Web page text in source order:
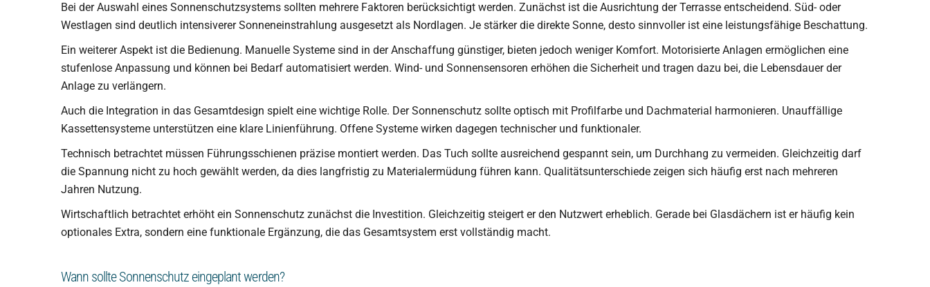
Bei der Auswahl eines Sonnenschutzsystems sollten mehrere Faktoren berücksichtigt werden. Zunächst ist die Ausrichtung der Terrasse entscheidend. Süd- oder
Westlagen sind deutlich intensiverer Sonneneinstrahlung ausgesetzt als Nordlagen. Je stärker die direkte Sonne, desto sinnvoller ist eine leistungsfähige Beschattung.
Ein weiterer Aspekt ist die Bedienung. Manuelle Systeme sind in der Anschaffung günstiger, bieten jedoch weniger Komfort. Motorisierte Anlagen ermöglichen eine
stufenlose Anpassung und können bei Bedarf automatisiert werden. Wind- und Sonnensensoren erhöhen die Sicherheit und tragen dazu bei, die Lebensdauer der
Anlage zu verlängern.
Auch die Integration in das Gesamtdesign spielt eine wichtige Rolle. Der Sonnenschutz sollte optisch mit Profilfarbe und Dachmaterial harmonieren. Unauffällige
Kassettensysteme unterstützen eine klare Linienführung. Offene Systeme wirken dagegen technischer und funktionaler.
Technisch betrachtet müssen Führungsschienen präzise montiert werden. Das Tuch sollte ausreichend gespannt sein, um Durchhang zu vermeiden. Gleichzeitig darf
die Spannung nicht zu hoch gewählt werden, da dies langfristig zu Materialermüdung führen kann. Qualitätsunterschiede zeigen sich häufig erst nach mehreren
Jahren Nutzung.
Wirtschaftlich betrachtet erhöht ein Sonnenschutz zunächst die Investition. Gleichzeitig steigert er den Nutzwert erheblich. Gerade bei Glasdächern ist er häufig kein
optionales Extra, sondern eine funktionale Ergänzung, die das Gesamtsystem erst vollständig macht.
Wann sollte Sonnenschutz eingeplant werden?